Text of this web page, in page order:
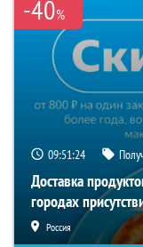
-40%
09:51:23
Доставка
городах
Россия